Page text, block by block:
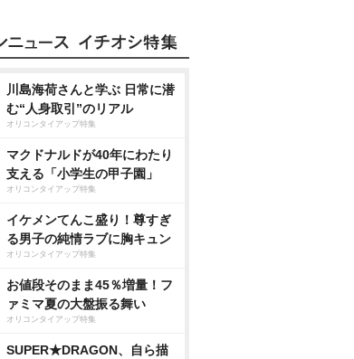
川島海荷さんと学ぶ 日常に潜
む“人身取引”のリアル
オリコンタイアップ特集
マクドナルドが40年にわたり
支える「小学生の甲子園」
オリコンタイアップ特集
イケメンてんこ盛り！尊すぎ
る男子の純情ラブに胸キュン
オリコンタイアップ特集
お値段そのまま45％増量！フ
ァミマ夏の大盤振る舞い
オリコンタイアップ特集
SUPER★DRAGON、自ら描